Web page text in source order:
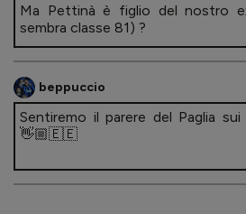
Ma Pettinà è figlio del nostro
sembra classe 81) ?
beppuccio
Sentiremo il parere del Paglia
👋🏼🇪🇪